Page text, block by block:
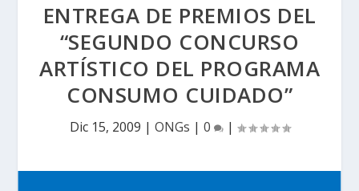
ENTREGA DE PREMIOS DEL
“SEGUNDO CONCURSO
ARTÍSTICO DEL PROGRAMA
CONSUMO CUIDADO”
Dic 15, 2009 | ONGs | 0 |